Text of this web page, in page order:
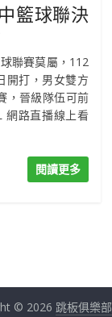
籃球聯決
聯賽莫屬，112
開打，男女雙方
，晉級隊伍可前
網路直播線上看
閱讀更多
© 2026 跳板俱樂部